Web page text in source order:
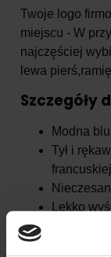
Twoje logo
miejscu - W
najczęściej
lewa
Szczegóły
Modna
Tył i
Lekko
2